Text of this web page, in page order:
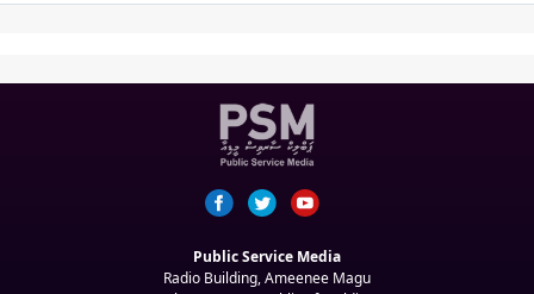
Public Service Media
Radio Building, Ameenee Magu